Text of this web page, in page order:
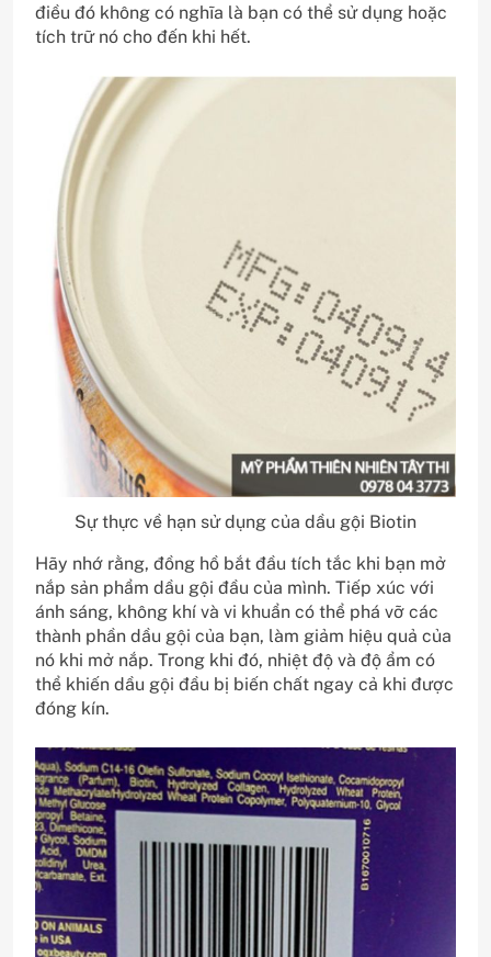
điều đó không có nghĩa là bạn có thể sử dụng hoặc
tích trữ nó cho đến khi hết.
Sự thực về hạn sử dụng của dầu gội Biotin
Hãy nhớ rằng, đồng hồ bắt đầu tích tắc khi bạn mở
nắp sản phẩm dầu gội đầu của mình. Tiếp xúc với
ánh sáng, không khí và vi khuẩn có thể phá vỡ các
thành phần dầu gội của bạn, làm giảm hiệu quả của
nó khi mở nắp. Trong khi đó, nhiệt độ và độ ẩm có
thể khiến dầu gội đầu bị biến chất ngay cả khi được
đóng kín.